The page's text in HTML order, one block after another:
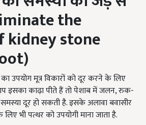
the
kidney stone
उपयोग मूत्र विकारों को दूर करने के लिए
इसका काढ़ा पीते हैं तो पेशाब में जलन, रुक-
दूर हो सकती है. इसके अलावा बवासीर
भी पत्थर को उपयोगी माना जाता है.